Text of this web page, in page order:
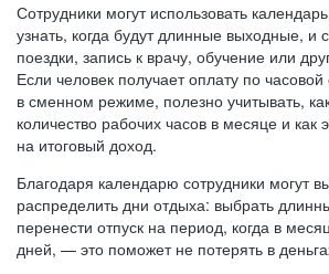
Сотрудники могут использовать
узнать, когда будут длинные выходные, и
поездки, запись к врачу, обучение или
Если человек получает оплату по часовой
в сменном режиме, полезно учитывать,
количество рабочих часов в месяце и как
на итоговый доход.
Благодаря календарю сотрудники могут
распределить дни отдыха: выбрать
перенести отпуск на период, когда в
дней, — это поможет не потерять в